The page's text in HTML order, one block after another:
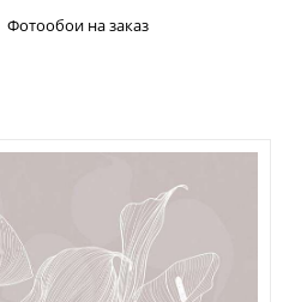
Фотообои на заказ